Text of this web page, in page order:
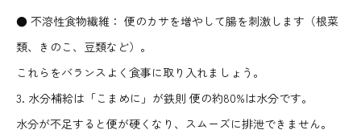
● 不溶性食物繊維： 便のカサを増やして腸を刺激します（根菜
類、きのこ、豆類など）。
これらをバランスよく食事に取り入れましょう。
3. 水分補給は「こまめに」が鉄則 便の約80%は水分です。
水分が不足すると便が硬くなり、スムーズに排泄できません。